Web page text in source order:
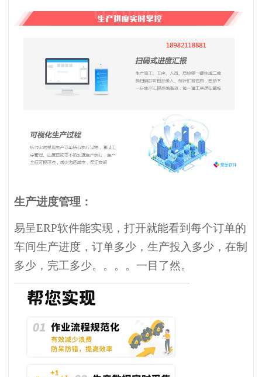
生产进度管理：
易呈ERP软件能实现，打开就能看到每个订单的
车间生产进度，订单多少，生产投入多少，在制
多少，完工多少。。。。一目了然。